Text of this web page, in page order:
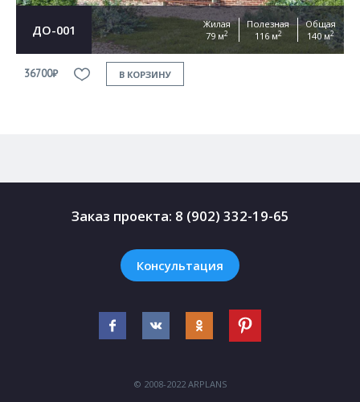
ДО-001
Жилая
79 м2
Полезная
116 м2
Общая
140 м2
36700₽ В КОРЗИНУ
Заказ проекта: 8 (902) 332-19-65
Консультация
© 2008-2022 ARPLANS